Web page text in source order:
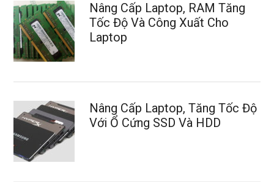
Nâng Cấp Laptop, RAM Tăng
Tốc Độ Và Công Xuất Cho
Laptop
Nâng Cấp Laptop, Tăng Tốc Độ
Với Ổ Cứng SSD Và HDD